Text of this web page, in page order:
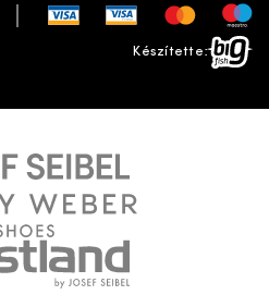
Készítette:bigfish